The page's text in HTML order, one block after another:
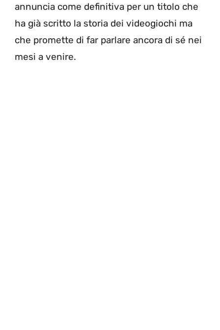
annuncia come definitiva per un titolo che
ha già scritto la storia dei videogiochi ma
che promette di far parlare ancora di sé nei
mesi a venire.